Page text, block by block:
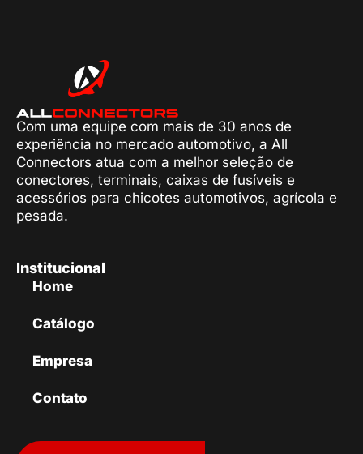
Com uma equipe com mais de 30 anos de
experiência no mercado automotivo, a All
Connectors atua com a melhor seleção de
conectores, terminais, caixas de fusíveis e
acessórios para chicotes automotivos, agrícola e
pesada.
Institucional
Home
Catálogo
Empresa
Contato